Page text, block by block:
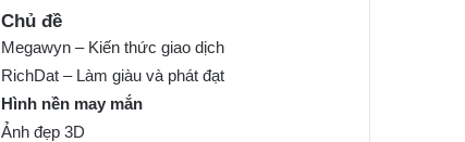
Chủ đề
Megawyn – Kiến thức giao dịch
RichDat – Làm giàu và phát đạt
Hình nền may mắn
Ảnh đẹp 3D